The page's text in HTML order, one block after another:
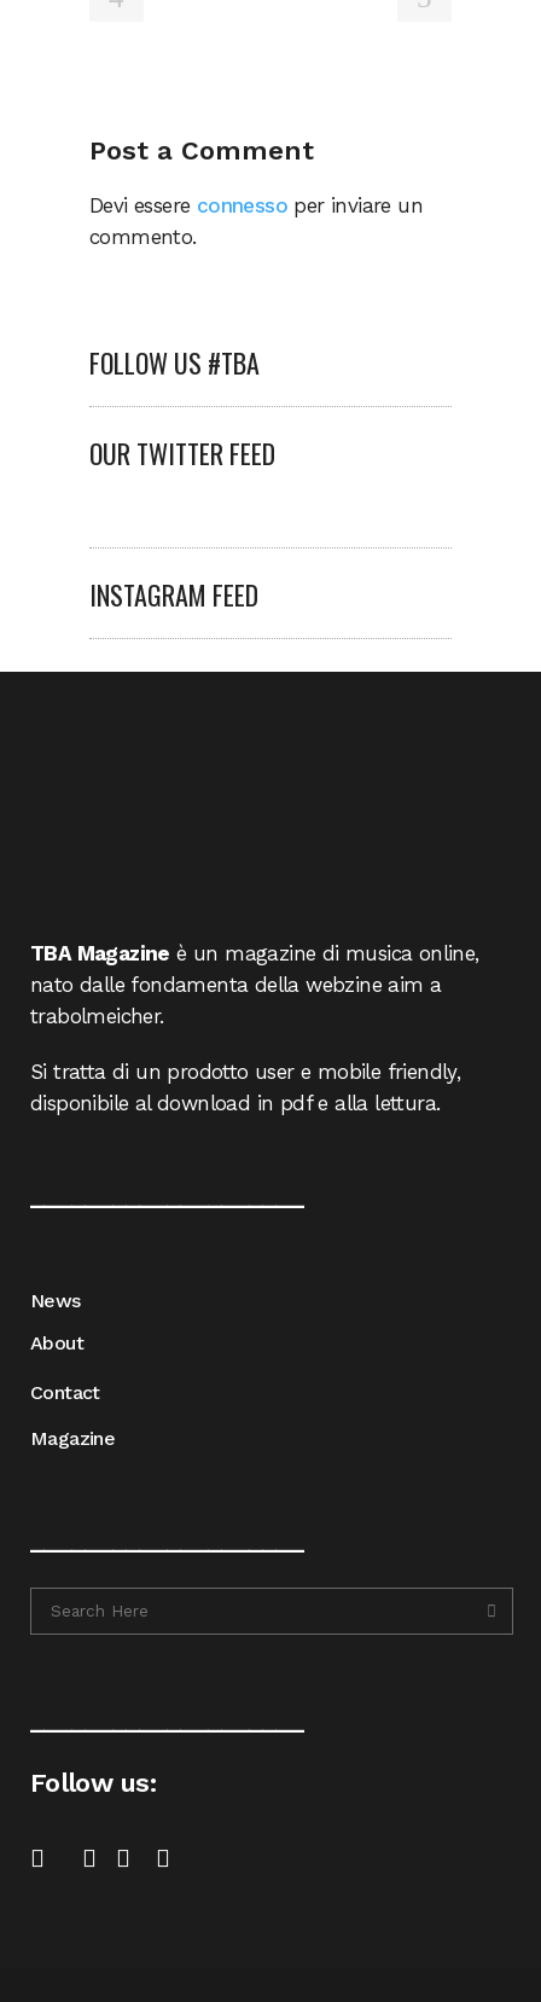
Post a Comment
Devi essere connesso per inviare un
commento.
FOLLOW US #TBA
OUR TWITTER FEED
INSTAGRAM FEED
TBA Magazine è un magazine di musica online,
nato dalle fondamenta della webzine aim a
trabolmeicher.
Si tratta di un prodotto user e mobile friendly,
disponibile al download in pdf e alla lettura.
News
About
Contact
Magazine
Follow us: